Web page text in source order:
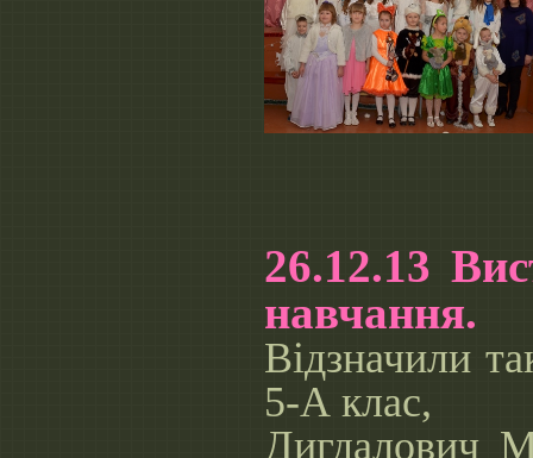
26.12.13
навчання.
Відзначили
5-А клас,
Дигдалович